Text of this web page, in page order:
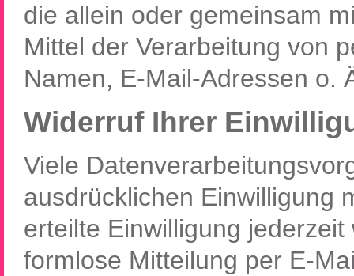
die allein oder gemeinsam
Mittel der Verarbeitung von
Namen, E-Mail-Adressen o.
Widerruf Ihrer
Viele
ausdrücklichen Einwilligung
erteilte Einwilligung
formlose Mitteilung per E-